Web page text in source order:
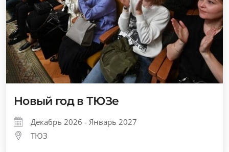
Новый год в ТЮЗе
Декабрь 2026 - Январь 2027
ТЮЗ